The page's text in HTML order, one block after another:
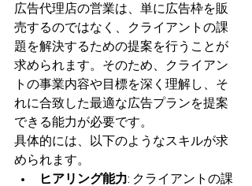
広告代理店の営業は、単に広告枠を販
売するのではなく、クライアントの課
題を解決するための提案を行うことが
求められます。そのため、クライアン
トの事業内容や目標を深く理解し、そ
れに合致した最適な広告プランを提案
できる能力が必要です。
具体的には、以下のようなスキルが求
められます。
ヒアリング能力: クライアントの課